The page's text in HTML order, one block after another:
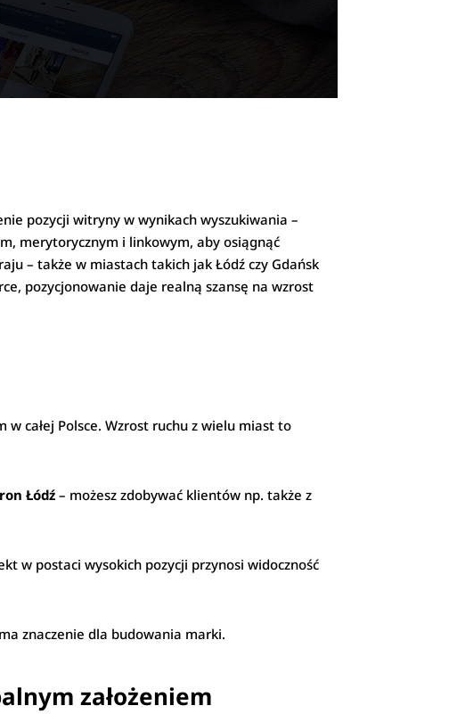
pozycji witryny w wynikach wyszukiwania –
merytorycznym i linkowym, aby osiągnąć
– także w miastach takich jak Łódź czy Gdańsk
pozycjonowanie daje realną szansę na wzrost
całej Polsce. Wzrost ruchu z wielu miast to
Łódź– możesz zdobywać klientów np. także z
w postaci wysokich pozycji przynosi widoczność
znaczenie dla budowania marki.
założeniem